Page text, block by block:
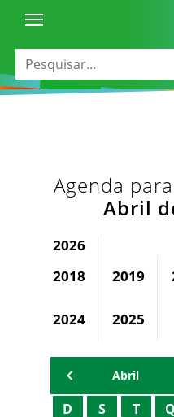
Agenda
Abril
2026
2018
2019
2024 2025
Abril
D S T Q